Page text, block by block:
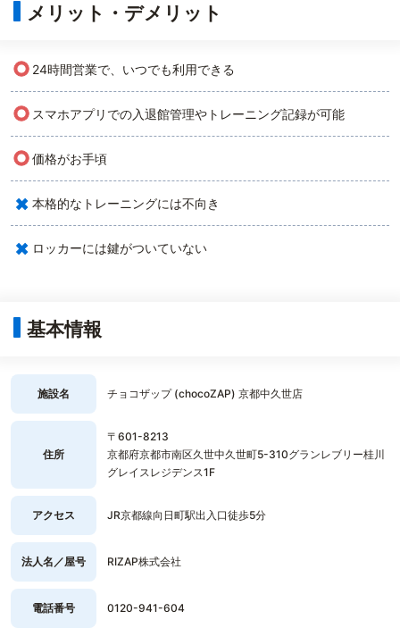
メリット・デメリット
○ 24時間営業で、いつでも利用できる
○ スマホアプリでの入退館管理やトレーニング記録が可能
○価格がお手頃
× 本格的なトレーニングには不向き
× ロッカーには鍵がついていない
基本情報
施設名 チョコザップ (chocoZAP) 京都中久世店
住所
〒601-8213
京都府京都市南区久世中久世町5-310グランレブリー桂川
グレイスレジデンス1F
アクセス JR京都線向日町駅出入口徒歩5分
法人名／屋号 RIZAP株式会社
電話番号 0120-941-604